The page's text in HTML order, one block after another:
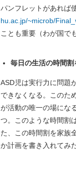
パンフレットがあれば
hu.ac.jp/~microb/
ことも重要（わが国で
毎日の生活の時間割
ASD児は実行力に問題
できなくなる。このた
が活動の唯一の場にな
つ。このような時間割
た、この時間割を家族
か計画を書き入れてみ